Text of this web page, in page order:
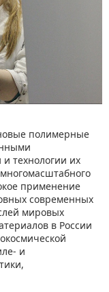
полимерные
технологии их
применение
современных
мировых
в России
и